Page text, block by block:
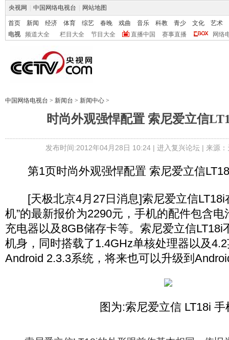
央视网 中国网络电视台 网站地图
首页 新闻 经济 体育 综艺 春晚 戏曲 音乐 科教 青少 文化
艺术
电视
频道大全 栏目大全 节目大全 直播中国 赛事直播 网络
中国网络电视台 > 新闻台 > 新闻中心 >
时尚外观强悍配置 索尼爱立信
发布时间:2012年04月28日 10:24 | 进入复兴论坛| 来源
第1页时尚外观强悍配置 索尼爱立信
[天极北京4月27日消息]索尼爱立信LT18i
机”的最新报价为2290元，手机的配件包含
充电器以及8GB储存卡等。索尼爱立信LT18i
机身，同时搭载了1.4GHz单核处理器以及
Android 2.3.3系统，将来也可以升级到
图为:索尼爱立信 LT18i 手